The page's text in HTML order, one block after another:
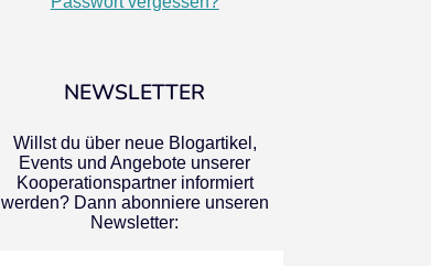
NEWSLETTER
Willst du über neue Blogartikel,
Events und Angebote unserer
Kooperationspartner informiert
werden? Dann abonniere unseren
Newsletter: